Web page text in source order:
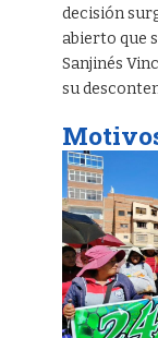
decisión
abierto que
Sanjinés
su